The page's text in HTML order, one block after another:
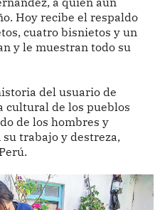
Hoy recibe el respaldo
cuatro bisnietos y un
y le muestran todo su
del usuario de
cultural de los pueblos
de los hombres y
trabajo y destreza,